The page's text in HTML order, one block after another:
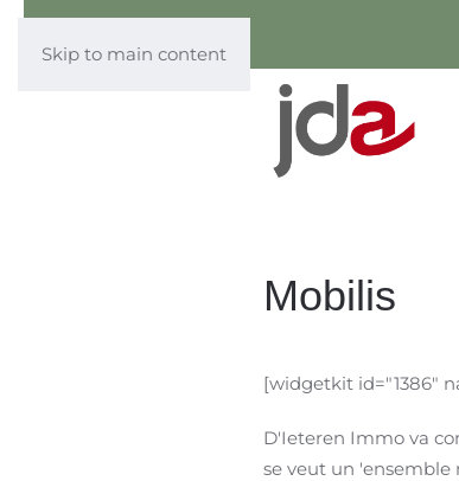
Skip to main content
Mobilis
[widgetkit id="1386"
D'Ieteren Immo va
se veut un 'ensemble